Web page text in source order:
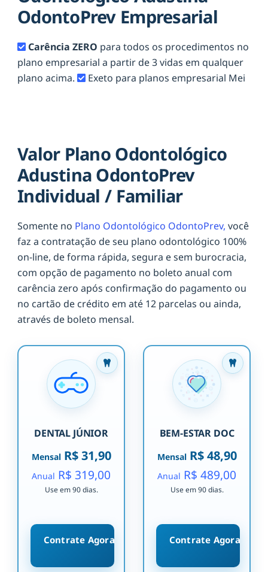
OdontoPrev Empresarial
Carência ZERO para todos os procedimentos no
plano empresarial a partir de 3 vidas em qualquer
plano acima.
Exeto para planos empresarial Mei
Valor Plano Odontológico
Adustina OdontoPrev
Individual / Familiar
Somente no Plano Odontológico OdontoPrev, você
faz a contratação de seu plano odontológico 100%
on-line, de forma rápida, segura e sem burocracia,
com opção de pagamento no boleto anual com
carência zero após confirmação do pagamento ou
no cartão de crédito em até 12 parcelas ou ainda,
através de boleto mensal.
DENTAL JÚNIOR
MensalR$ 31,90
Anual R$ 319,00
Use em 90 dias.
Contrate Agora
BEM-ESTAR DOC
MensalR$ 48,90
Anual R$ 489,00
Use em 90 dias.
Contrate Agora